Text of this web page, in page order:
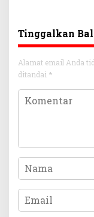
Tinggalkan
Alamat email Anda
ditandai *